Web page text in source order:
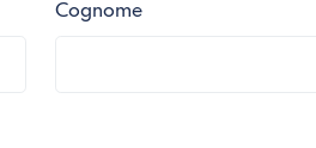
Cognome